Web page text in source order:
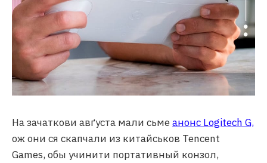
На зачаткови авґуста мали сьмеанонс Logitech G,
ож они ся скапчали из китайськов Tencent
Games, обы учинити портативный конзол,